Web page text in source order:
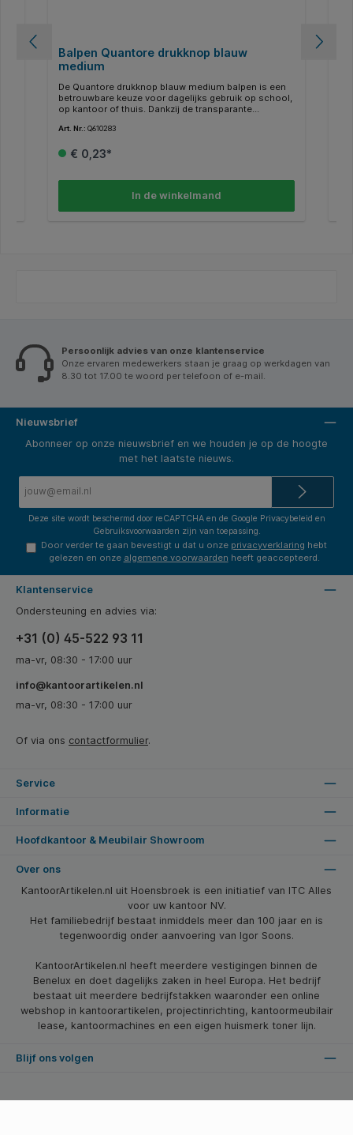
Balpen Quantore drukknop blauw
medium
De Quantore drukknop blauw medium balpen is een
betrouwbare keuze voor dagelijks gebruik op school,
op kantoor of thuis. Dankzij de transparante
over is, terwijl het zijdelingse drukknopsysteem zorgt
van 0,7mm levert een vloeiende en consistente
bevestigen. Deze balpen combineert functionaliteit,
comfort en een strak ontwerp in één voordelig
Art. Nr.: Q610283
€ 0,23*
In de winkelmand
Persoonlijk advies van onze klantenservice
Onze ervaren medewerkers staan je graag op werkdagen van
8.30 tot 17.00 te woord per telefoon of e-mail.
Nieuwsbrief
Abonneer op onze nieuwsbrief en we houden je op de hoogte
met het laatste nieuws.
Deze site wordt beschermd door reCAPTCHA en de Google Privacybeleid en
Gebruiksvoorwaarden zijn van toepassing.
Door verder te gaan bevestigt u dat u onze privacyverklaring hebt
gelezen en onze algemene voorwaarden heeft geaccepteerd.
Klantenservice
Ondersteuning en advies via:
+31 (0) 45-522 93 11
ma-vr, 08:30 - 17:00 uur
info@kantoorartikelen.nl
ma-vr, 08:30 - 17:00 uur
Of via ons contactformulier.
Service
Informatie
Hoofdkantoor & Meubilair Showroom
Over ons
KantoorArtikelen.nl uit Hoensbroek is een initiatief van ITC Alles
voor uw kantoor NV.
Het familiebedrijf bestaat inmiddels meer dan 100 jaar en is
tegenwoordig onder aanvoering van Igor Soons.
KantoorArtikelen.nl heeft meerdere vestigingen binnen de
Benelux en doet dagelijks zaken in heel Europa. Het bedrijf
bestaat uit meerdere bedrijfstakken waaronder een online
webshop in kantoorartikelen, projectinrichting, kantoormeubilair
lease, kantoormachines en een eigen huismerk toner lijn.
Blijf ons volgen